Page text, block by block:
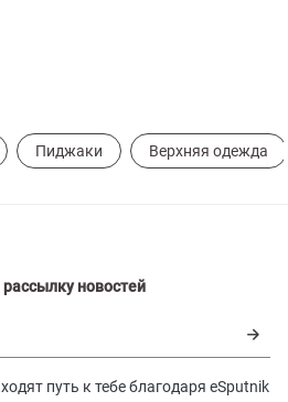
Пиджаки Верхняя одежда
новостей
путь к тебе благодаря eSputnik